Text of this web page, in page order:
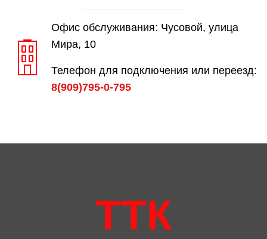
Офис обслуживания: Чусовой, улица
Мира, 10
Телефон для подключения или переезд:
8(909)795-0-795
ТТК